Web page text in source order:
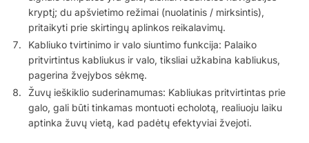
kryptį; du apšvietimo režimai (nuolatinis / mirksintis),
pritaikyti prie skirtingų aplinkos reikalavimų.
Kabliuko tvirtinimo ir valo siuntimo funkcija: Palaiko
pritvirtintus kabliukus ir valo, tiksliai užkabina kabliukus,
pagerina žvejybos sėkmę.
Žuvų ieškiklio suderinamumas: Kabliukas pritvirtintas prie
galo, gali būti tinkamas montuoti echolotą, realiuoju laiku
aptinka žuvų vietą, kad padėtų efektyviai žvejoti.